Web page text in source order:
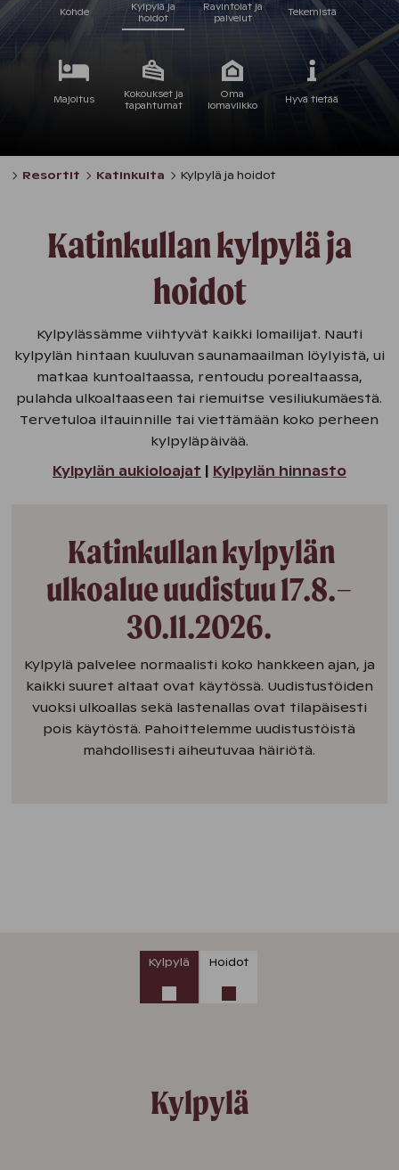
Kohde
Kylpylä ja
hoidot
Ravintolat ja
palvelut
Tekemistä
Majoitus
Kokoukset ja
tapahtumat
Oma
lomaviikko
Hyvä tietää
Resortit Katinkulta Kylpylä ja hoidot
Katinkullan kylpylä ja
hoidot
Kylpylässämme viihtyvät kaikki lomailijat. Nauti
kylpylän hintaan kuuluvan saunamaailman löylyistä, ui
matkaa kuntoaltaassa, rentoudu porealtaassa,
pulahda ulkoaltaaseen tai riemuitse vesiliukumäestä.
Tervetuloa iltauinnille tai viettämään koko perheen
kylpyläpäivää.
Kylpylän aukioloajat
Kylpylän hinnasto
Katinkullan kylpylän
ulkoalue uudistuu 17.8.–
30.11.2026.
Kylpylä palvelee normaalisti koko hankkeen ajan, ja
kaikki suuret altaat ovat käytössä. Uudistustöiden
vuoksi ulkoallas sekä lastenallas ovat tilapäisesti
pois käytöstä. Pahoittelemme uudistustöistä
mahdollisesti aiheutuvaa häiriötä.
Kylpylä Hoidot
Kylpylä